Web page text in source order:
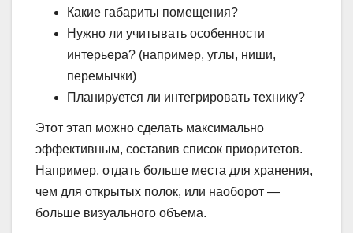
Какие габариты помещения?
Нужно ли учитывать особенности
интерьера? (например, углы, ниши,
перемычки)
Планируется ли интегрировать технику?
Этот этап можно сделать максимально
эффективным, составив список приоритетов.
Например, отдать больше места для хранения,
чем для открытых полок, или наоборот —
больше визуального объема.